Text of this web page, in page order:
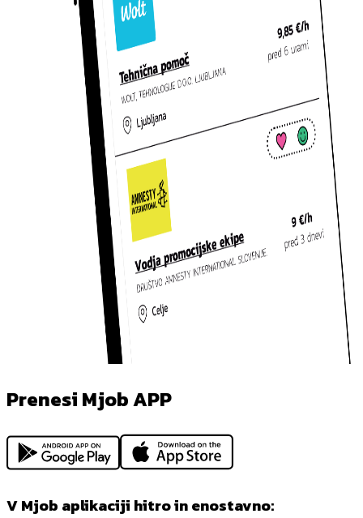
Prenesi Mjob APP
V Mjob aplikaciji hitro in enostavno: